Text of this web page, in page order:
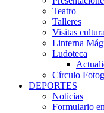
Teatro
Talleres
Visitas
Linterna
Ludoteca
Círculo
DEPORTES
Noticias
Formulario